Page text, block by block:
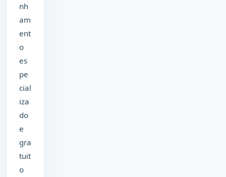
nh
am
ent
o
es
pe
cial
iza
do
e
gra
tuit
o